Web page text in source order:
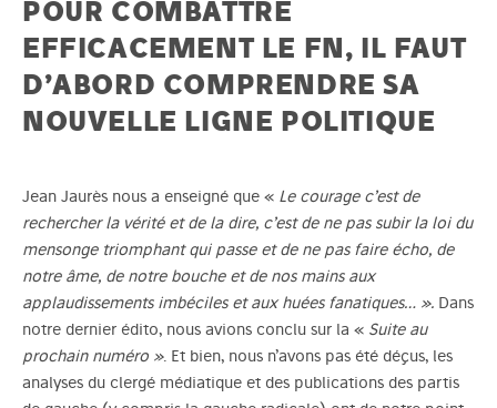
POUR COMBATTRE
EFFICACEMENT LE FN, IL FAUT
D’ABORD COMPRENDRE SA
NOUVELLE LIGNE POLITIQUE
Jean Jaurès nous a enseigné que « Le courage c’est de
rechercher la vérité et de la dire, c’est de ne pas subir la loi du
mensonge triomphant qui passe et de ne pas faire écho, de
notre âme, de notre bouche et de nos mains aux
applaudissements imbéciles et aux huées fanatiques… ». Dans
notre dernier édito, nous avions conclu sur la « Suite au
prochain numéro ». Et bien, nous n’avons pas été déçus, les
analyses du clergé médiatique et des publications des partis